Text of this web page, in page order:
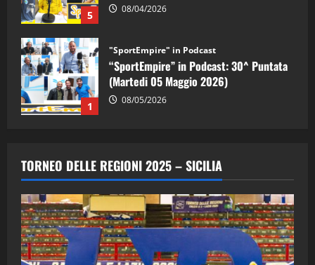
1 08/05/2026
2
"SportEmpire" in Podcast
“SportEmpire” in Podcast: 29^ Puntata
(Martedi 28 Aprile 2026)
28/04/2026
3
“SportEmpire” in Podcast: 28^ Puntata
(Martedi 21 Aprile 2026)
21/04/2026
"SportEmpire" in Podcast Sport News
“SportEmpire” in Podcast: 27^ Puntata
TORNEO DELLE REGIONI 2025 – SICILIA